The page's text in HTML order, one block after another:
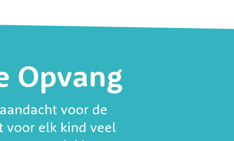
Opvang
voor de
voor elk kind veel